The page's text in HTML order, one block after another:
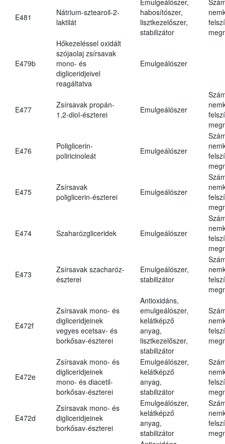
E481
Nátrium-sztearoil-2-
laktilát
habosítószer,
lisztkezelőszer,
stabilizátor
E479b
Hőkezeléssel oxidált
szójaolaj zsírsavak
mono- és
digliceridjeivel
reagáltatva
Emulgeálószer
E477
Zsírsavak propán-
1,2-diol-észterei
Emulgeálószer
E476
Poliglicerin-
poliricinoleát
Emulgeálószer
E475
Zsírsavak
poliglicerin-észterei
Emulgeálószer
E474 Szaharózgliceridek Emulgeálószer
E473
Zsírsavak szacharóz-
észterei
Emulgeálószer,
stabilizátor
E472f
Zsírsavak mono- és
digliceridjeinek
vegyes ecetsav- és
borkősav-észterei
Antioxidáns,
emulgeálószer,
kelátképző
anyag,
lisztkezelőszer,
stabilizátor
E472e
Zsírsavak mono- és
digliceridjeinek
mono- és diacetil-
borkősav-észterei
Emulgeálószer,
kelátképző
anyag,
stabilizátor
E472d
Zsírsavak mono- és
digliceridjeinek
borkősav-észterei
Emulgeálószer,
kelátképző
anyag,
stabilizátor